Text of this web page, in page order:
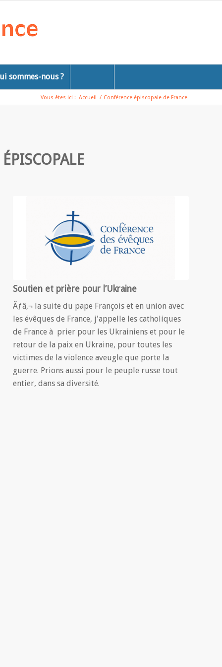
sommes-nous ?
Vous êtes ici : Accueil / Conférence épiscopale de France
Soutien et prière pour l’Ukraine
Ãƒâ‚¬ la suite du pape François et en union avec
les évêques de France, j'appelle les catholiques
de France à prier pour les Ukrainiens et pour le
retour de la paix en Ukraine, pour toutes les
victimes de la violence aveugle que porte la
guerre. Prions aussi pour le peuple russe tout
entier, dans sa diversité.